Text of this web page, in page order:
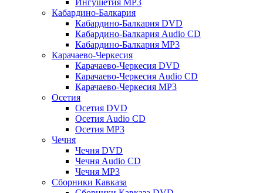
Ингушетия MP3
Кабардино-Балкария
Кабардино-Балкария DVD
Кабардино-Балкария Audio CD
Кабардино-Балкария MP3
Карачаево-Черкесия
Карачаево-Черкесия DVD
Карачаево-Черкесия Audio CD
Карачаево-Черкесия MP3
Осетия
Осетия DVD
Осетия Audio CD
Осетия MP3
Чечня
Чечня DVD
Чечня Audio CD
Чечня MP3
Сборники Кавказа